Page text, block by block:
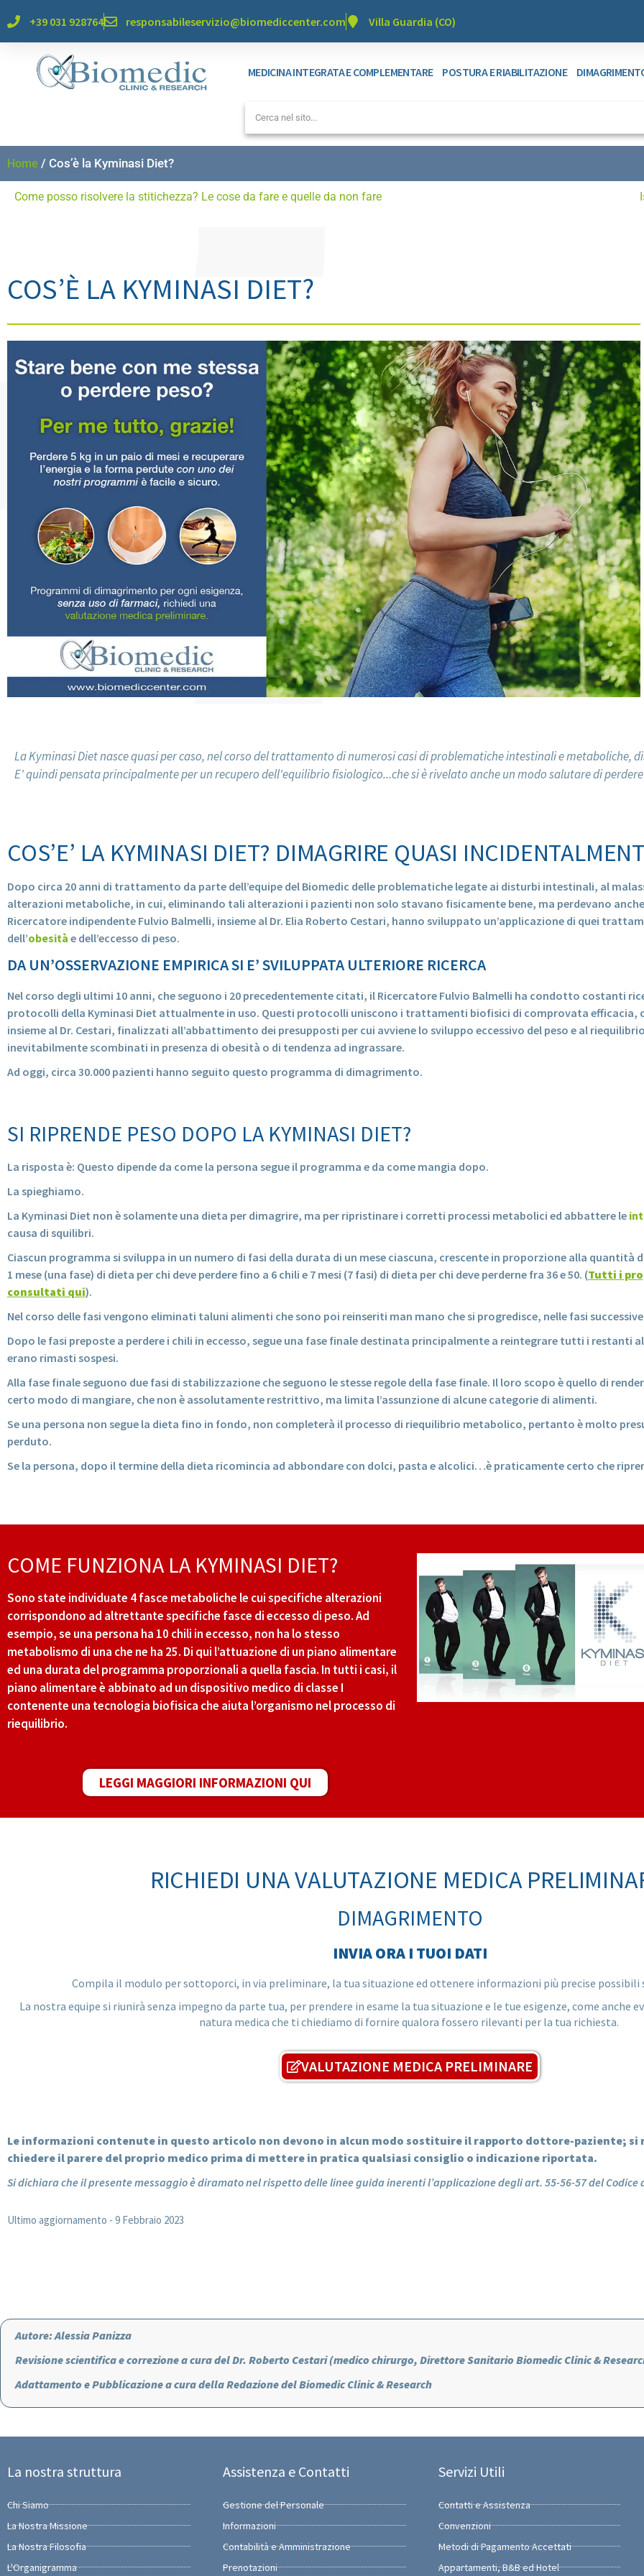
+39 031 928764 responsabileservizio@biomediccenter.com Villa Guardia (CO)
MEDICINA INTEGRATA E COMPLEMENTARE POSTURA E RIABILITAZIONE
Home / Cos’è la Kyminasi Diet?
Come posso risolvere la stitichezza? Le cose da fare e quelle da non fare
COS’È LA KYMINASI DIET?
La Kyminasi Diet nasce quasi per caso, nel corso del trattamento di numerosi casi di problematiche intestinali e
E' quindi pensata principalmente per un recupero dell'equilibrio fisiologico...che si è rivelato anche un modo salutare di perdere
COS’E’ LA KYMINASI DIET? DIMAGRIRE QUASI
Dopo circa 20 anni di trattamento da parte dell’equipe del Biomedic delle problematiche legate ai disturbi intestinali, al
alterazioni metaboliche, in cui, eliminando tali alterazioni i pazienti non solo stavano fisicamente bene, ma perdevano
Ricercatore indipendente Fulvio Balmelli, insieme al Dr. Elia Roberto Cestari, hanno sviluppato un’applicazione di quei
dell’obesità e dell’eccesso di peso.
DA UN’OSSERVAZIONE EMPIRICA SI E’ SVILUPPATA ULTERIORE RICERCA
Nel corso degli ultimi 10 anni, che seguono i 20 precedentemente citati, il Ricercatore Fulvio Balmelli ha condotto costanti
protocolli della Kyminasi Diet attualmente in uso. Questi protocolli uniscono i trattamenti biofisici di comprovata efficacia,
insieme al Dr. Cestari, finalizzati all’abbattimento dei presupposti per cui avviene lo sviluppo eccessivo del peso e al
inevitabilmente scombinati in presenza di obesità o di tendenza ad ingrassare.
Ad oggi, circa 30.000 pazienti hanno seguito questo programma di dimagrimento.
SI RIPRENDE PESO DOPO LA KYMINASI DIET?
La risposta è: Questo dipende da come la persona segue il programma e da come mangia dopo.
La spieghiamo.
La Kyminasi Diet non è solamente una dieta per dimagrire, ma per ripristinare i corretti processi metabolici ed abbattere le
causa di squilibri.
Ciascun programma si sviluppa in un numero di fasi della durata di un mese ciascuna, crescente in proporzione alla quantità
1 mese (una fase) di dieta per chi deve perdere fino a 6 chili e 7 mesi (7 fasi) di dieta per chi deve perderne fra 36 e 50. (Tutti i
consultati qui).
Nel corso delle fasi vengono eliminati taluni alimenti che sono poi reinseriti man mano che si progredisce, nelle fasi
Dopo le fasi preposte a perdere i chili in eccesso, segue una fase finale destinata principalmente a reintegrare tutti i restanti
erano rimasti sospesi.
Alla fase finale seguono due fasi di stabilizzazione che seguono le stesse regole della fase finale. Il loro scopo è quello di
certo modo di mangiare, che non è assolutamente restrittivo, ma limita l’assunzione di alcune categorie di alimenti.
Se una persona non segue la dieta fino in fondo, non completerà il processo di riequilibrio metabolico, pertanto è molto
perduto.
Se la persona, dopo il termine della dieta ricomincia ad abbondare con dolci, pasta e alcolici…è praticamente certo che
COME FUNZIONA LA KYMINASI DIET?
Sono state individuate 4 fasce metaboliche le cui specifiche alterazioni
corrispondono ad altrettante specifiche fasce di eccesso di peso. Ad
esempio, se una persona ha 10 chili in eccesso, non ha lo stesso
metabolismo di una che ne ha 25. Di qui l’attuazione di un piano alimentare
ed una durata del programma proporzionali a quella fascia. In tutti i casi, il
piano alimentare è abbinato ad un dispositivo medico di classe I
contenente una tecnologia biofisica che aiuta l’organismo nel processo di
riequilibrio.
LEGGI MAGGIORI INFORMAZIONI QUI
RICHIEDI UNA VALUTAZIONE MEDICA
DIMAGRIMENTO
INVIA ORA I TUOI DATI
Compila il modulo per sottoporci, in via preliminare, la tua situazione ed ottenere informazioni più precise possibili
La nostra equipe si riunirà senza impegno da parte tua, per prendere in esame la tua situazione e le tue esigenze, come
natura medica che ti chiediamo di fornire qualora fossero rilevanti per la tua richiesta.
VALUTAZIONE MEDICA PRELIMINARE
Le informazioni contenute in questo articolo non devono in alcun modo sostituire il rapporto dottore-paziente; si
chiedere il parere del proprio medico prima di mettere in pratica qualsiasi consiglio o indicazione riportata.
Si dichiara che il presente messaggio è diramato nel rispetto delle linee guida inerenti l’applicazione degli art. 55-56-57 del Codice
Ultimo aggiornamento - 9 Febbraio 2023
Autore: Alessia Panizza
Revisione scientifica e correzione a cura del Dr. Roberto Cestari (medico chirurgo, Direttore Sanitario Biomedic Clinic &
Adattamento e Pubblicazione a cura della Redazione del Biomedic Clinic & Research
La nostra struttura
Chi Siamo
La Nostra Missione
La Nostra Filosofia
L'Organigramma
Assistenza e Contatti
Gestione del Personale
Informazioni
Contabilità e Amministrazione
Prenotazioni
Servizi Utili
Contatti e Assistenza
Convenzioni
Metodi di Pagamento Accettati
Appartamenti, B&B ed Hotel